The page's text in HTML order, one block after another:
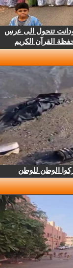
تتحول الى عرس
القرآن الكريم
الوطن للوطن